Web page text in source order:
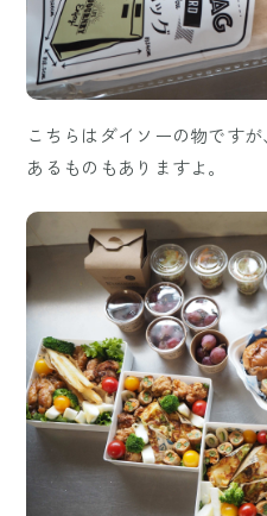
こちらはダイソーの物です
あるものもありますよ。